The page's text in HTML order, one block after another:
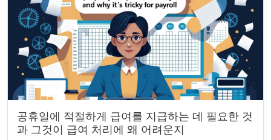
공휴일에 적절하게 급여를 지급하는 데 필요한 것
과 그것이 급여 처리에 왜 어려운지